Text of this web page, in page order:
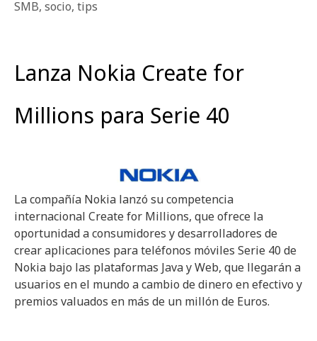
SMB, socio, tips
Lanza Nokia Create for
Millions para Serie 40
La compañía Nokia lanzó su competencia
internacional Create for Millions, que ofrece la
oportunidad a consumidores y desarrolladores de
crear aplicaciones para teléfonos móviles Serie 40 de
Nokia bajo las plataformas Java y Web, que llegarán a
usuarios en el mundo a cambio de dinero en efectivo y
premios valuados en más de un millón de Euros.